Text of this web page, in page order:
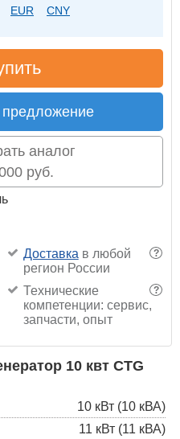
EUR CNY
предложение
аналог
руб.
?
Доставка в любой
регион России
?
Технические
компетенции: сервис,
запчасти, опыт
10 квт CTG
10 кВт (10 кВА)
11 кВт (11 кВА)